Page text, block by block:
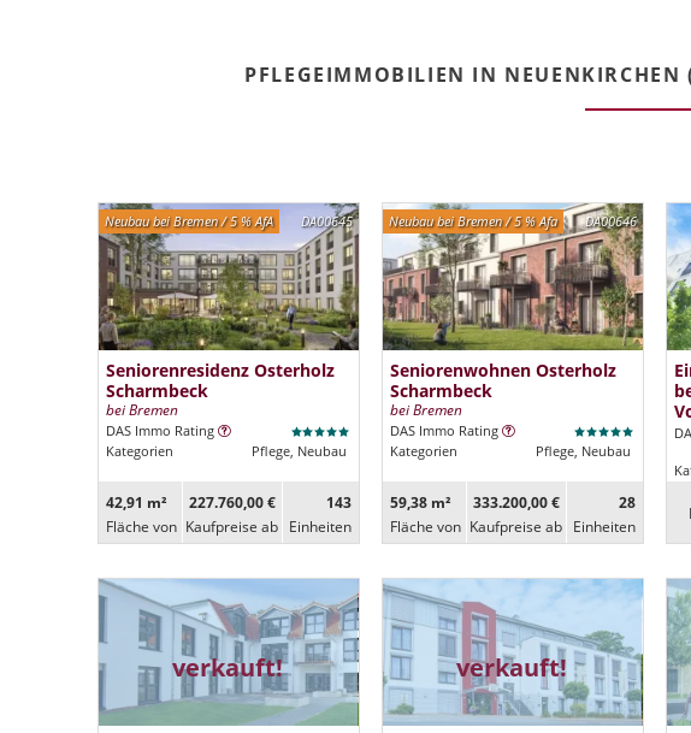
PFLEGEIMMOBILIEN IN NEUENKIRCHEN
DA00645
Neubau bei Bremen / 5 % AfA
Seniorenresidenz Osterholz
Scharmbeck
bei Bremen
DAS Immo Rating
Kategorien
Pflege, Neubau
42,91 m²
Fläche von
227.760,00 €
Kaufpreise ab
143
Ein­heiten
DA00646
Neubau bei Bremen / 5 % Afa
Seniorenwohnen Osterholz
Scharmbeck
bei Bremen
DAS Immo Rating
Kategorien
Pflege, Neubau
59,38 m²
Fläche von
333.200,00 €
Kaufpreise ab
28
Ein­heiten
verkauft! verkauft!